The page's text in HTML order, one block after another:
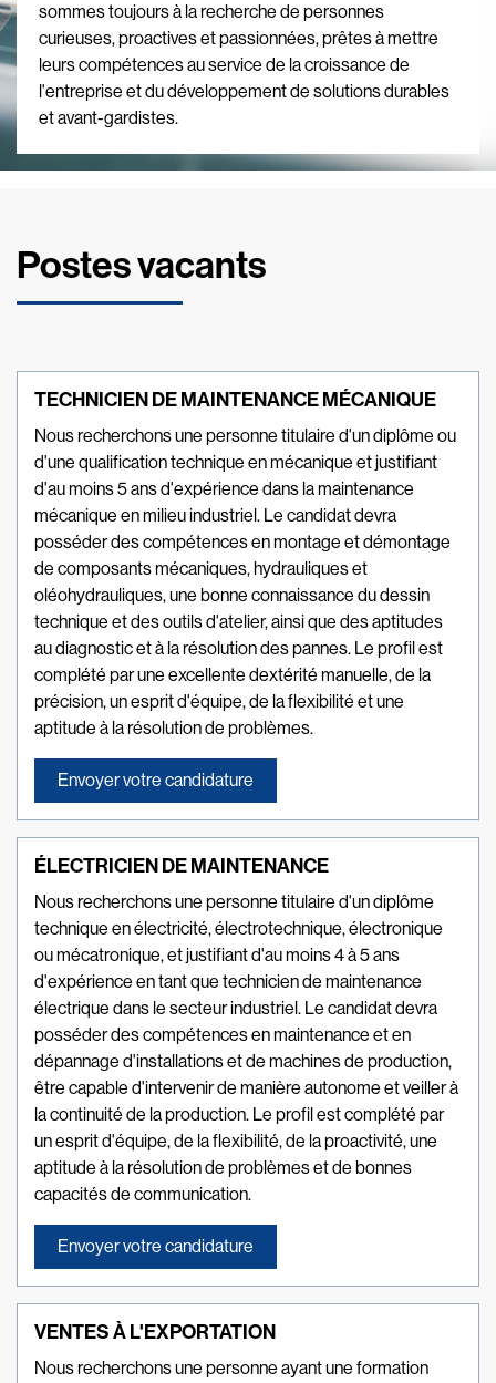
sommes toujours à la recherche de personnes
curieuses, proactives et passionnées, prêtes à mettre
leurs compétences au service de la croissance de
l'entreprise et du développement de solutions durables
et avant-gardistes.
Postes vacants
TECHNICIEN DE MAINTENANCE MÉCANIQUE
Nous recherchons une personne titulaire d'un diplôme ou
d'une qualification technique en mécanique et justifiant
d'au moins 5 ans d'expérience dans la maintenance
mécanique en milieu industriel. Le candidat devra
posséder des compétences en montage et démontage
de composants mécaniques, hydrauliques et
oléohydrauliques, une bonne connaissance du dessin
technique et des outils d'atelier, ainsi que des aptitudes
au diagnostic et à la résolution des pannes. Le profil est
complété par une excellente dextérité manuelle, de la
précision, un esprit d'équipe, de la flexibilité et une
aptitude à la résolution de problèmes.
Envoyer votre candidature
ÉLECTRICIEN DE MAINTENANCE
Nous recherchons une personne titulaire d'un diplôme
technique en électricité, électrotechnique, électronique
ou mécatronique, et justifiant d'au moins 4 à 5 ans
d'expérience en tant que technicien de maintenance
électrique dans le secteur industriel. Le candidat devra
posséder des compétences en maintenance et en
dépannage d'installations et de machines de production,
être capable d'intervenir de manière autonome et veiller à
la continuité de la production. Le profil est complété par
un esprit d'équipe, de la flexibilité, de la proactivité, une
aptitude à la résolution de problèmes et de bonnes
capacités de communication.
Envoyer votre candidature
VENTES À L'EXPORTATION
Nous recherchons une personne ayant une formation